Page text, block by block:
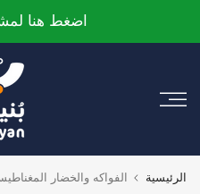
إلى
اضغط هنا
الرئيسية الفواكه والخضار